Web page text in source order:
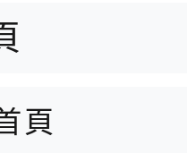
暨教學示
學習扶助
十一-2：國
習計畫」
教育部表揚
貢獻獎」實
政府交通局
頁